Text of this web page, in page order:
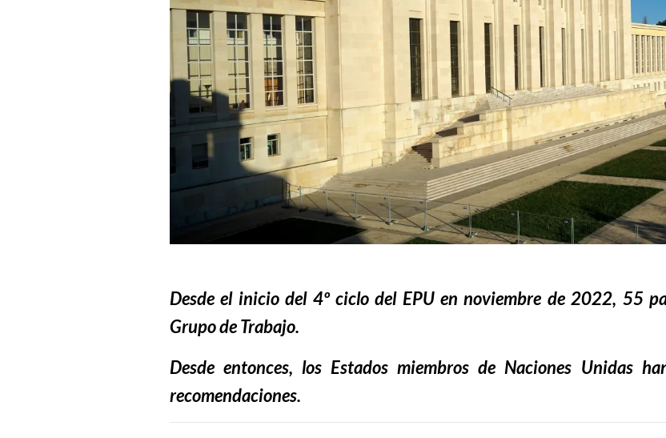
Desde el inicio del 4º ciclo del EPU en noviembre de 2022, 55
Grupo de Trabajo.
Desde entonces, los Estados miembros de Naciones Unidas
recomendaciones.